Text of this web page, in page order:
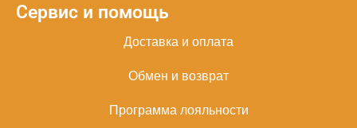
Сервис и помощь
Доставка и оплата
Обмен и возврат
Программа лояльности